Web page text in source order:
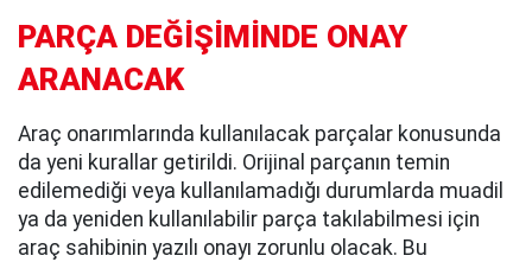
PARÇA DEĞİŞİMİNDE ONAY
ARANACAK
Araç onarımlarında kullanılacak parçalar konusunda
da yeni kurallar getirildi. Orijinal parçanın temin
edilemediği veya kullanılamadığı durumlarda muadil
ya da yeniden kullanılabilir parça takılabilmesi için
araç sahibinin yazılı onayı zorunlu olacak. Bu